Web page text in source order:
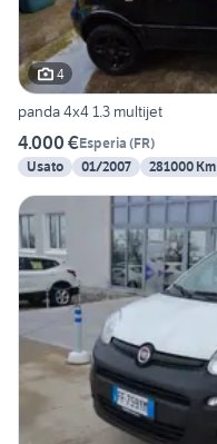
4
panda 4x4 1.3 multijet
4.000 €Esperia (FR)
Usato
01/2007 281000 Km